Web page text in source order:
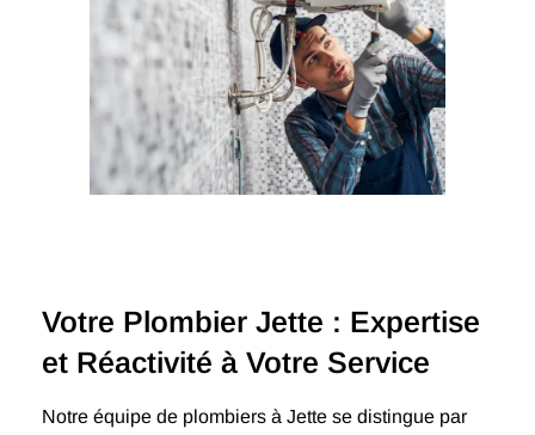
Votre Plombier Jette : Expertise
et Réactivité à Votre Service
Notre équipe de plombiers à Jette se distingue par